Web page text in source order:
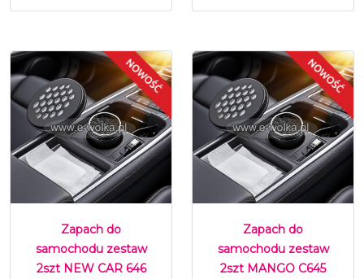
Zapach do
samochodu zestaw
2szt NEW CAR 646
Zapach do
samochodu zestaw
2szt MANGO C645